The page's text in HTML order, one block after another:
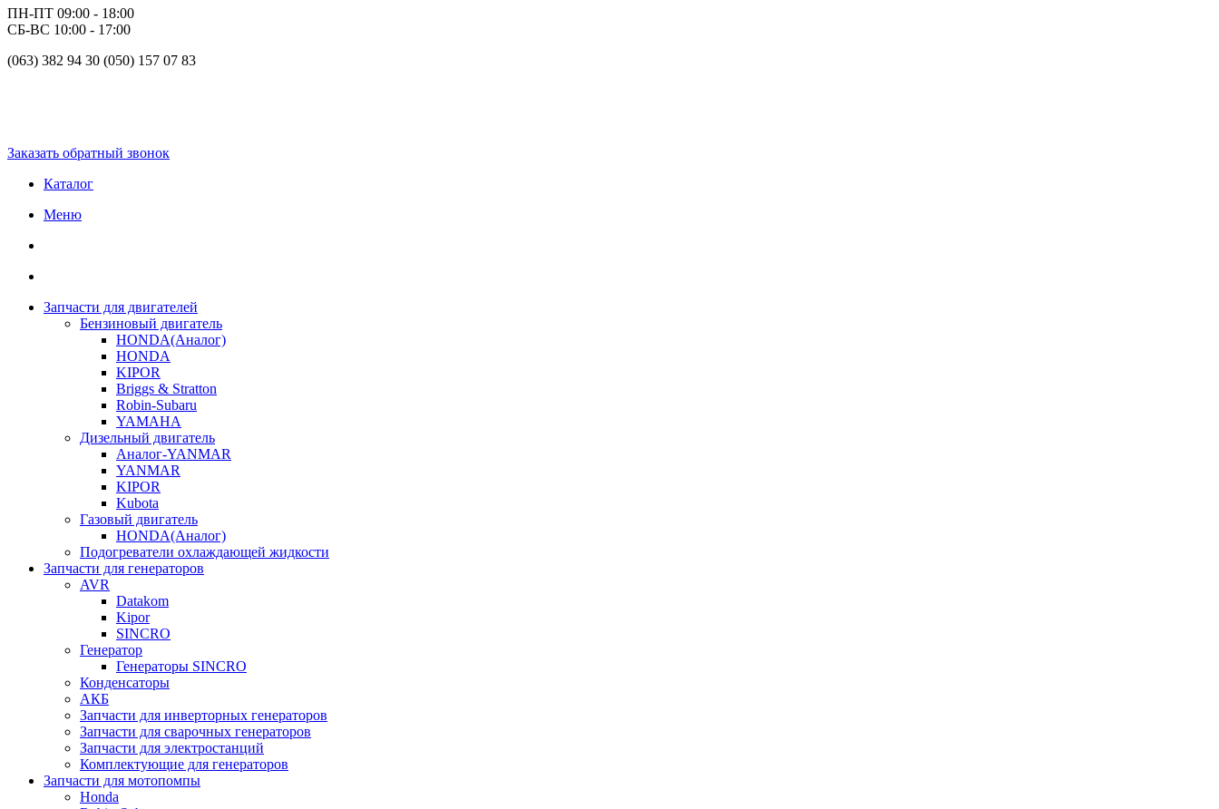
ПН-ПТ 09:00 - 18:00
СБ-ВС 10:00 - 17:00
(063) 382 94 30 (050) 157 07 83
Заказать обратный звонок
Каталог
Меню
Запчасти для двигателей
Бензиновый двигатель
HONDA(Aналог)
HONDA
KIPOR
Briggs & Stratton
Robin-Subaru
YAMAHA
Дизельный двигатель
Аналог-YANMAR
YANMAR
KIPOR
Kubota
Газовый двигатель
HONDA(Aналог)
Подогреватели охлаждающей жидкости
Запчасти для генераторов
AVR
Datakom
Kipor
SINCRO
Генератор
Генераторы SINCRO
Конденсаторы
АКБ
Запчасти для инверторных генераторов
Запчасти для сварочных генераторов
Запчасти для электростанций
Комплектующие для генераторов
Запчасти для мотопомпы
Honda